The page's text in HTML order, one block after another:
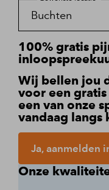
100% gratis
Wij bellen jou
voor een
een van onze
vandaag langs
Ja, aanmelden
Onze